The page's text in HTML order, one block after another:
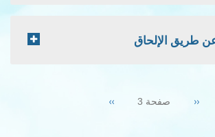
طريق الإلحاق
Previous
‹‹ صفحة 3 Next
››